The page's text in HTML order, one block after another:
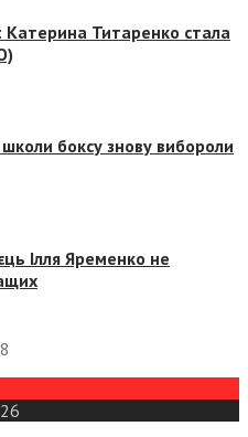
Катерина Титаренко стала
боксу знову вибороли
Ілля Яременко не